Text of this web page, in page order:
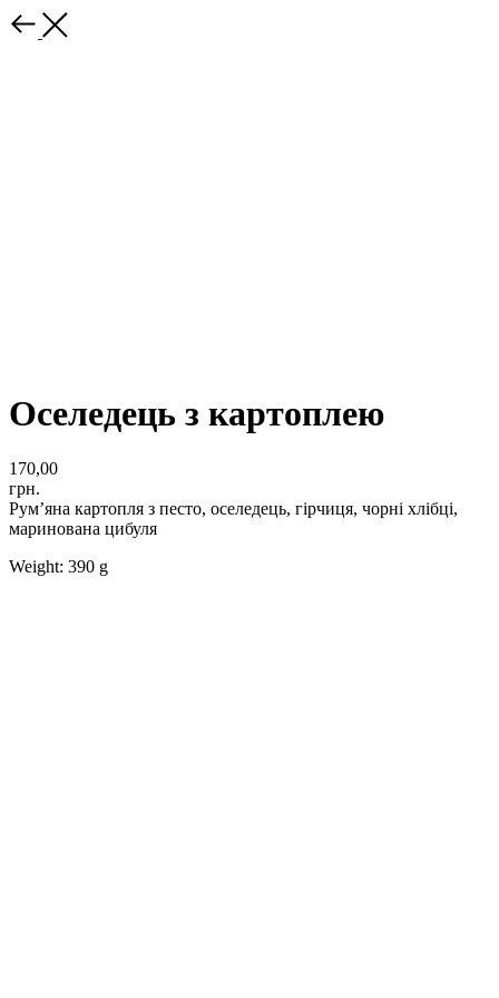
Оселедець з картоплею
170,00
грн.
Румʼяна картопля з песто, оселедець, гірчиця, чорні хлібці,
маринована цибуля
Weight: 390 g